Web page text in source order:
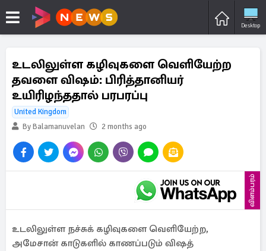
Desktop
உடலிலுள்ள கழிவுகளை வெளியேற்ற
தவளை விஷம்: பிரித்தானியர்
உயிரிழந்ததால் பரபரப்பு
United Kingdom
By Balamanuvelan
2 months ago
விளம்பரம்
உடலிலுள்ள நச்சுக் கழிவுகளை வெளியேற்ற,
அமேசான் காடுகளில் காணப்படும் விஷத்